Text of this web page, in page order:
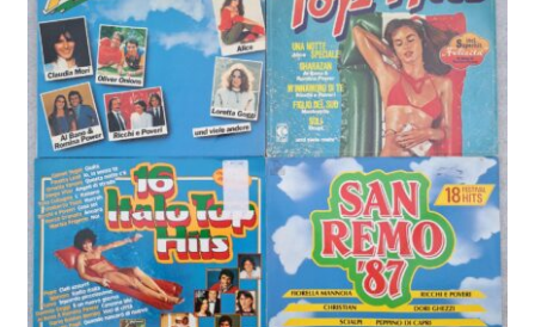
Listă produse
Oferta lunii
Contul meu
Blog
lei0,00